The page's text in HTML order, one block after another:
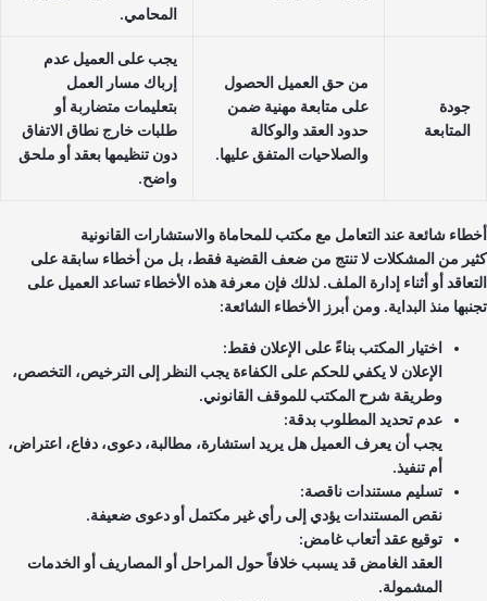
المحامي.
جودة
المتابعة
من حق العميل الحصول
على متابعة مهنية ضمن
حدود العقد والوكالة
والصلاحيات المتفق عليها.
يجب على العميل عدم
إرباك مسار العمل
بتعليمات متضاربة أو
طلبات خارج نطاق الاتفاق
دون تنظيمها بعقد أو ملحق
واضح.
شائعة عند التعامل مع مكتب للمحاماة والاستشارات القانونية
من المشكلات لا تنتج من ضعف القضية فقط، بل من أخطاء سابقة على
أو أثناء إدارة الملف. لذلك فإن معرفة هذه الأخطاء تساعد العميل على
منذ البداية. ومن أبرز الأخطاء الشائعة:
اختيار المكتب بناءً على الإعلان فقط:
الإعلان لا يكفي للحكم على الكفاءة يجب النظر إلى الترخيص، التخصص،
وطريقة شرح المكتب للموقف القانوني.
عدم تحديد المطلوب بدقة:
يجب أن يعرف العميل هل يريد استشارة، مطالبة، دعوى، دفاع، اعتراض،
أم تنفيذ.
تسليم مستندات ناقصة:
نقص المستندات يؤدي إلى رأي غير مكتمل أو دعوى ضعيفة.
توقيع عقد أتعاب غامض:
العقد الغامض قد يسبب خلافاً حول المراحل أو المصاريف أو الخدمات
المشمولة.